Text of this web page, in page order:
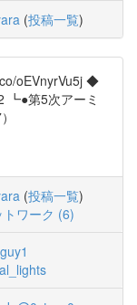
(投稿一覧)
oEVnyrVu5j ◆
┗●第5次アーミ
(投稿一覧)
トワーク (6)